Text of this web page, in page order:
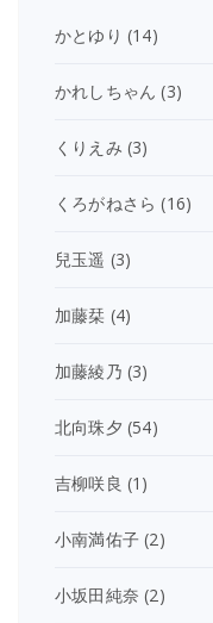
かとゆり (14)
かれしちゃん (3)
くりえみ (3)
くろがねさら (16)
兒玉遥 (3)
加藤栞 (4)
加藤綾乃 (3)
北向珠夕 (54)
吉柳咲良 (1)
小南満佑子 (2)
小坂田純奈 (2)